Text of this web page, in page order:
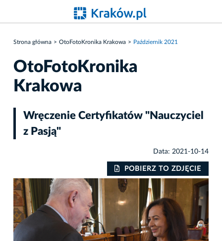
Strona główna OtoFotoKronika Krakowa Październik 2021
OtoFotoKronika
Krakowa
Wręczenie Certyfikatów "Nauczyciel
z Pasją"
Data: 2021-10-14
POBIERZ TO ZDJĘCIE